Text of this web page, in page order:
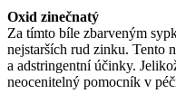
Oxid zinečnatý
Za tímto bíle zbarveným
nejstarších rud zinku. Tento
a adstringentní účinky.
neocenitelný pomocník v